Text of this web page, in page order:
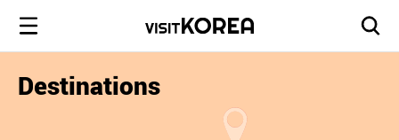
Destinations